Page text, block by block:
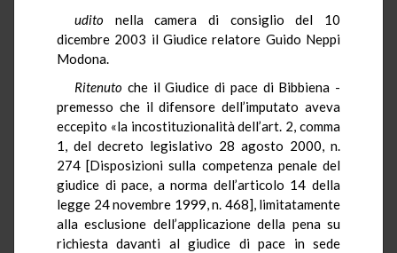
udito nella camera di consiglio del 10
dicembre 2003 il Giudice relatore Guido Neppi
Modona.
Ritenuto che il Giudice di pace di Bibbiena -
premesso che il difensore dell’imputato aveva
eccepito «la incostituzionalità dell’art. 2, comma
1, del decreto legislativo 28 agosto 2000, n.
274 [Disposizioni sulla competenza penale del
giudice di pace, a norma dell’articolo 14 della
legge 24 novembre 1999, n. 468], limitatamente
alla esclusione dell’applicazione della pena su
richiesta davanti al giudice di pace in sede